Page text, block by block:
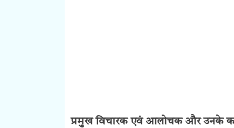
प्रमुख विचारक एवं आलोचक और उनके